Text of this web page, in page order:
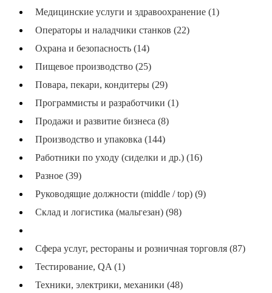
Медицинские услуги и здравоохранение (1)
Операторы и наладчики станков (22)
Охрана и безопасность (14)
Пищевое производство (25)
Повара, пекари, кондитеры (29)
Программисты и разработчики (1)
Продажи и развитие бизнеса (8)
Производство и упаковка (144)
Работники по уходу (сиделки и др.) (16)
Разное (39)
Руководящие должности (middle / top) (9)
Склад и логистика (мальгезан) (98)
Сфера услуг, рестораны и розничная торговля (87)
Тестирование, QA (1)
Техники, электрики, механики (48)